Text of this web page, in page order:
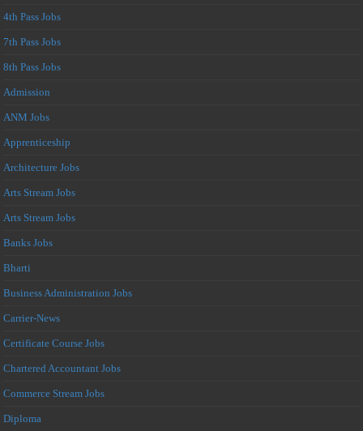
4th Pass Jobs
7th Pass Jobs
8th Pass Jobs
Admission
ANM Jobs
Apprenticeship
Architecture Jobs
Arts Stream Jobs
Arts Stream Jobs
Banks Jobs
Bharti
Business Administration Jobs
Carrier-News
Certificate Course Jobs
Chartered Accountant Jobs
Commerce Stream Jobs
Diploma